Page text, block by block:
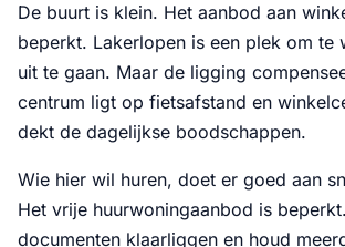
De buurt is klein. Het aanbod aan
beperkt. Lakerlopen is een plek om te
uit te gaan. Maar de ligging
centrum ligt op fietsafstand en
dekt de dagelijkse boodschappen.
Wie hier wil huren, doet er goed aan
Het vrije huurwoningaanbod is
documenten klaarliggen en houd